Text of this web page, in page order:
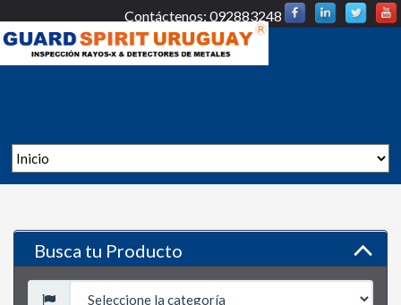
Contáctenos: 092883248
Busca tu Producto